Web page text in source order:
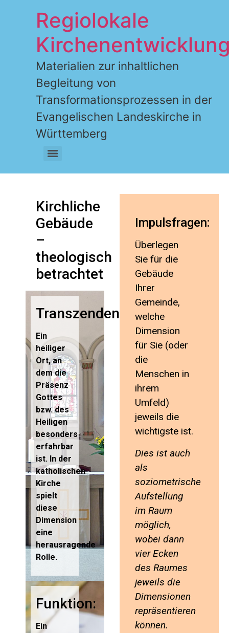
Regiolokale
Materialien zur inhaltlichen
Begleitung von
Transformationsprozessen in der
Evangelischen Landeskirche in
Württemberg
Kirchliche
Gebäude
–
theologisch
betrachtet
Transzendenz:
Ein
heiliger
Ort, an
dem die
Präsenz
Gottes
bzw. des
Heiligen
besonders
erfahrbar
ist. In der
katholischen
Kirche
spielt
diese
Dimension
eine
herausragende
Rolle.
Funktion:
Ein
Impulsfragen:
Überlegen
Sie für die
Gebäude
Ihrer
Gemeinde,
welche
Dimension
für Sie (oder
die
Menschen in
ihrem
Umfeld)
jeweils die
wichtigste ist.
Dies ist auch
als
soziometrische
Aufstellung
im Raum
möglich,
wobei dann
vier Ecken
des Raumes
jeweils die
Dimensionen
repräsentieren
können.